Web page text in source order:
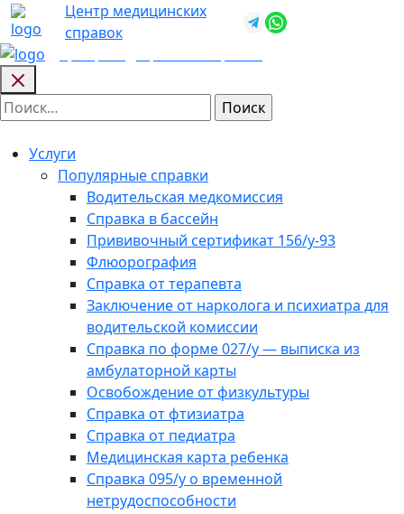
Skip
to
content
Центр медицинских
справок
Найти:
Услуги
Популярные справки
Водительская медкомиссия
Справка в бассейн
Прививочный сертификат 156/у-93
Флюорография
Справка от терапевта
Заключение от нарколога и психиатра для
водительской комиссии
Справка по форме 027/у — выписка из
амбулаторной карты
Освобождение от физкультуры
Справка от фтизиатра
Справка от педиатра
Медицинская карта ребенка
Справка 095/у о временной
нетрудоспособности